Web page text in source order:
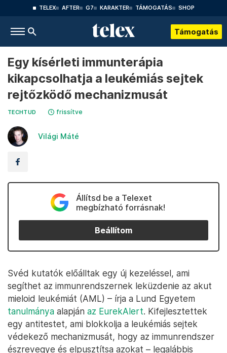
TELEX AFTER G7 KARAKTER TÁMOGATÁS SHOP
Támogatás
Egy kísérleti immunterápia
kikapcsolhatja a leukémiás sejtek
rejtőzködő mechanizmusát
TECHTUD frissítve
Világi Máté
Állítsd be a Telexet
megbízható forrásnak!
Beállítom
Svéd kutatók előálltak egy új kezeléssel, ami
segíthet az immunrendszernek leküzdenie az akut
mieloid leukémiát (AML) – írja a Lund Egyetem
tanulmánya alapján az EurekAlert. Kifejlesztettek
egy antitestet, ami blokkolja a leukémiás sejtek
védekező mechanizmusát, hogy az immunrendszer
észrevegye és elpusztítsa azokat – legalábbis